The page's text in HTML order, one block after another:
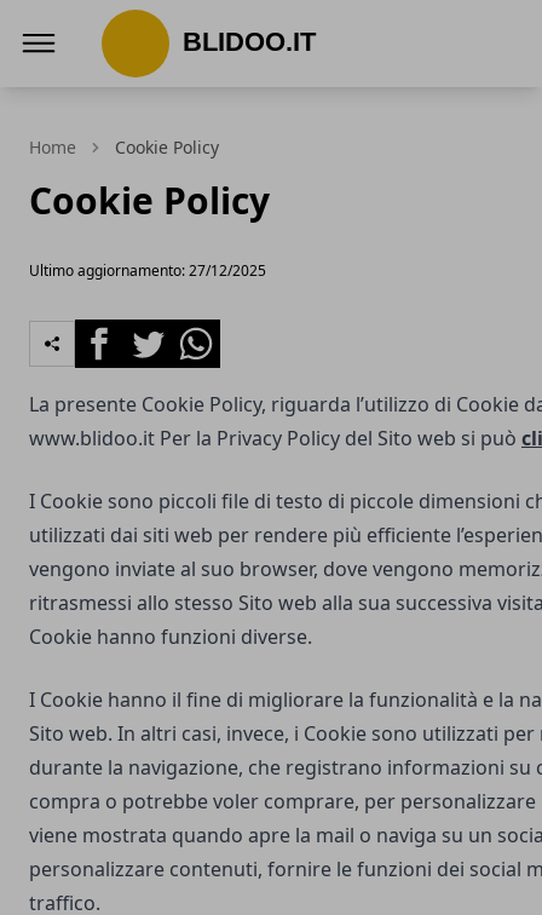
Home Cookie Policy
Cookie Policy
Ultimo aggiornamento: 27/12/2025
FacebookTwitterWhatsapp
La presente Cookie Policy, riguarda l’utilizzo di Cookie
www.blidoo.it Per la Privacy Policy del Sito web si può
I Cookie sono piccoli file di testo di piccole dimensioni
utilizzati dai siti web per rendere più efficiente
vengono inviate al suo browser, dove vengono
ritrasmessi allo stesso Sito web alla sua successiva
Cookie hanno funzioni diverse.
I Cookie hanno il fine di migliorare la funzionalità e la
Sito web. In altri casi, invece, i Cookie sono utilizzati
durante la navigazione, che registrano informazioni su
compra o potrebbe voler comprare, per
viene mostrata quando apre la mail o naviga su un
personalizzare contenuti, fornire le funzioni dei social
traffico.